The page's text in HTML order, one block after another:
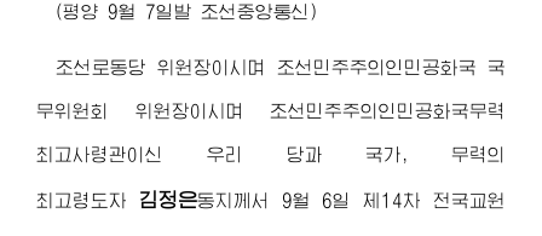
(평양 9월 7일발 조선중앙통신)
조선로동당 위원장이시며 조선민주주의인민공화국 국
무위원회 위원장이시며 조선민주주의인민공화국무력
최고사령관이신 우리 당과 국가, 무력의
최고령도자 김정은동지 께서 9월 6일 제14차 전국교원